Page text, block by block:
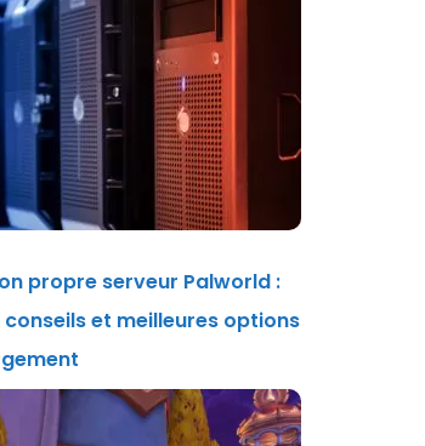
propre serveur Palworld :
et meilleures options